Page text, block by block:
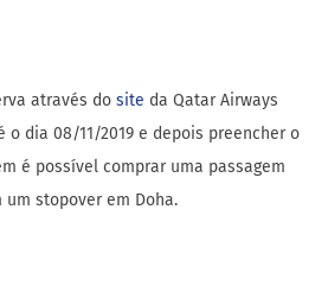
através do site da Qatar Airways
o dia 08/11/2019 e depois preencher o
é possível comprar uma passagem
stopover em Doha.